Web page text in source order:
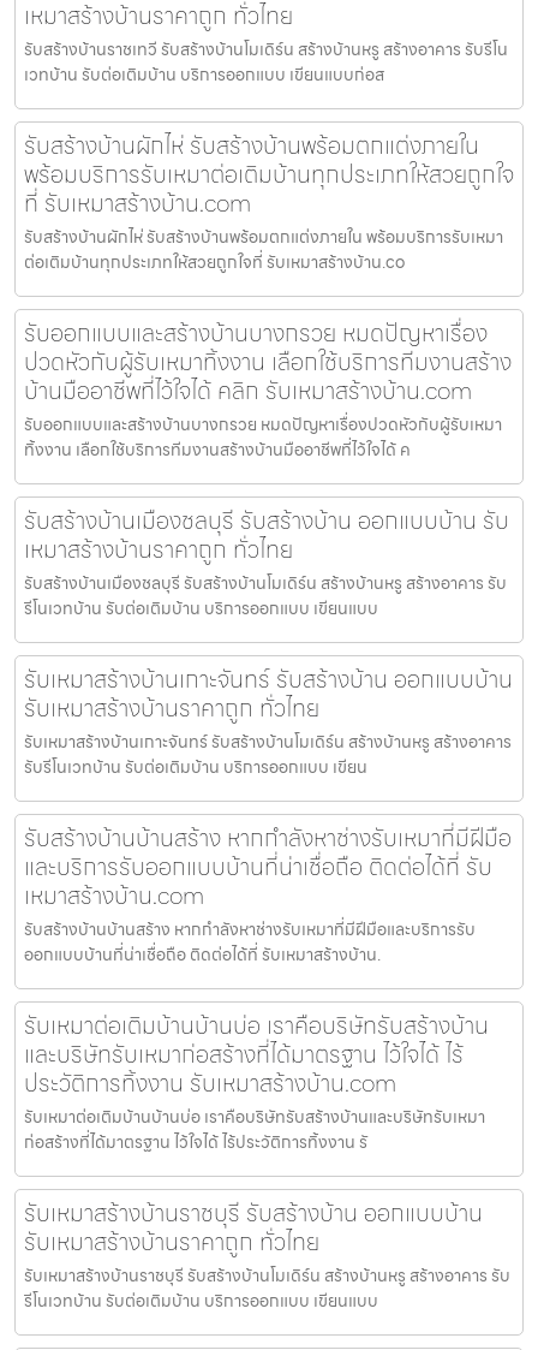
เหมาสร้างบ้านราคาถูก ทั่วไทย
รับสร้างบ้านราชเทวี รับสร้างบ้านโมเดิร์น สร้างบ้านหรู สร้างอาคาร รับรีโน
เวทบ้าน รับต่อเติมบ้าน บริการออกแบบ เขียนแบบก่อส
รับสร้างบ้านผักไห่ รับสร้างบ้านพร้อมตกแต่งภายใน
พร้อมบริการรับเหมาต่อเติมบ้านทุกประเภทให้สวยถูกใจ
ที่ รับเหมาสร้างบ้าน.com
รับสร้างบ้านผักไห่ รับสร้างบ้านพร้อมตกแต่งภายใน พร้อมบริการรับเหมา
ต่อเติมบ้านทุกประเภทให้สวยถูกใจที่ รับเหมาสร้างบ้าน.co
รับออกแบบและสร้างบ้านบางกรวย หมดปัญหาเรื่อง
ปวดหัวกับผู้รับเหมาทิ้งงาน เลือกใช้บริการทีมงานสร้าง
บ้านมืออาชีพที่ไว้ใจได้ คลิก รับเหมาสร้างบ้าน.com
รับออกแบบและสร้างบ้านบางกรวย หมดปัญหาเรื่องปวดหัวกับผู้รับเหมา
ทิ้งงาน เลือกใช้บริการทีมงานสร้างบ้านมืออาชีพที่ไว้ใจได้ ค
รับสร้างบ้านเมืองชลบุรี รับสร้างบ้าน ออกแบบบ้าน รับ
เหมาสร้างบ้านราคาถูก ทั่วไทย
รับสร้างบ้านเมืองชลบุรี รับสร้างบ้านโมเดิร์น สร้างบ้านหรู สร้างอาคาร รับ
รีโนเวทบ้าน รับต่อเติมบ้าน บริการออกแบบ เขียนแบบ
รับเหมาสร้างบ้านเกาะจันทร์ รับสร้างบ้าน ออกแบบบ้าน
รับเหมาสร้างบ้านราคาถูก ทั่วไทย
รับเหมาสร้างบ้านเกาะจันทร์ รับสร้างบ้านโมเดิร์น สร้างบ้านหรู สร้างอาคาร
รับรีโนเวทบ้าน รับต่อเติมบ้าน บริการออกแบบ เขียน
รับสร้างบ้านบ้านสร้าง หากกำลังหาช่างรับเหมาที่มีฝีมือ
และบริการรับออกแบบบ้านที่น่าเชื่อถือ ติดต่อได้ที่ รับ
เหมาสร้างบ้าน.com
รับสร้างบ้านบ้านสร้าง หากกำลังหาช่างรับเหมาที่มีฝีมือและบริการรับ
ออกแบบบ้านที่น่าเชื่อถือ ติดต่อได้ที่ รับเหมาสร้างบ้าน.
รับเหมาต่อเติมบ้านบ้านบ่อ เราคือบริษัทรับสร้างบ้าน
และบริษัทรับเหมาก่อสร้างที่ได้มาตรฐาน ไว้ใจได้ ไร้
ประวัติการทิ้งงาน รับเหมาสร้างบ้าน.com
รับเหมาต่อเติมบ้านบ้านบ่อ เราคือบริษัทรับสร้างบ้านและบริษัทรับเหมา
ก่อสร้างที่ได้มาตรฐาน ไว้ใจได้ ไร้ประวัติการทิ้งงาน รั
รับเหมาสร้างบ้านราชบุรี รับสร้างบ้าน ออกแบบบ้าน
รับเหมาสร้างบ้านราคาถูก ทั่วไทย
รับเหมาสร้างบ้านราชบุรี รับสร้างบ้านโมเดิร์น สร้างบ้านหรู สร้างอาคาร รับ
รีโนเวทบ้าน รับต่อเติมบ้าน บริการออกแบบ เขียนแบบ